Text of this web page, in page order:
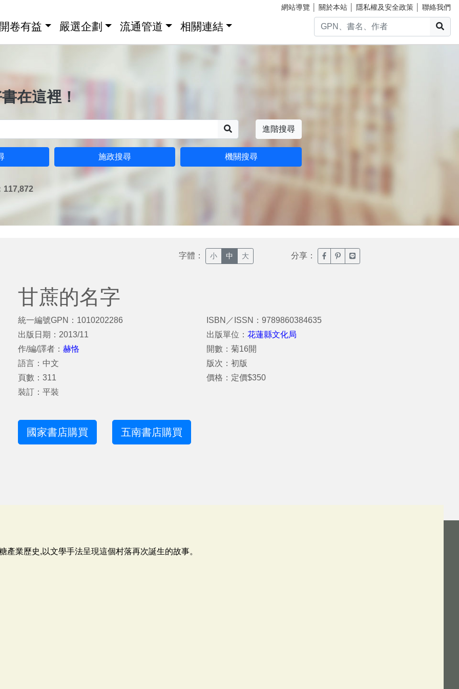
網站導覽 關於本站 隱私權及安全政策 聯絡我們
卷有益 嚴選企劃 流通管道 相關連結
在這裡！
進階搜尋
施政搜尋 機關搜尋
117,872
字體： 小 中 大 分享： 臉書分享(另開新視窗)
噗浪分享(另開新視窗)
Line分享(另開新視窗)
甘蔗的名字
統一編號GPN：1010202286
出版日期：2013/11
作/編/譯者： 赫恪
語言：中文
頁數：311
裝訂：平裝
ISBN／ISSN：9789860384635
出版單位：花蓮縣文化局
開數：菊16開
版次：初版
價格：定價$350
國家書店購買 五南書店購買
產業歷史,以文學手法呈現這個村落再次誕生的故事。